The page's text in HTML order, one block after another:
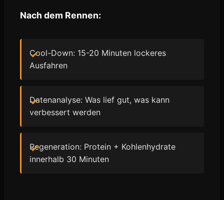
Nach dem Rennen:
Cool-Down: 15-20 Minuten lockeres
Ausfahren
Datenanalyse: Was lief gut, was kann
verbessert werden
Regeneration: Protein + Kohlenhydrate
innerhalb 30 Minuten